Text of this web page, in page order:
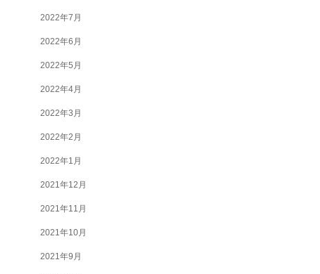
2022年7月
2022年6月
2022年5月
2022年4月
2022年3月
2022年2月
2022年1月
2021年12月
2021年11月
2021年10月
2021年9月